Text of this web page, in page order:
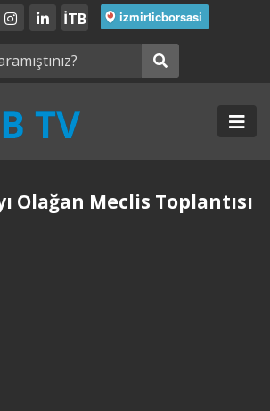
İTB
Olağan Meclis Toplantısı